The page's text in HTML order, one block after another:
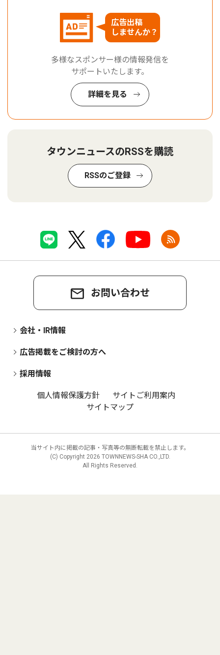
広告出稿
しませんか？
多様なスポンサー様の情報発信を
サポートいたします。
詳細を見る
タウンニュースのRSSを購読
RSSのご登録
お問い合わせ
会社・IR情報
広告掲載をご検討の方へ
採用情報
個人情報保護方針
サイトご利用案内
サイトマップ
当サイト内に掲載の記事・写真等の無断転載を禁止します。
(C) Copyright 2026 TOWNNEWS-SHA CO.,LTD.
All Rights Reserved.